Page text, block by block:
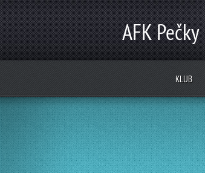
AFK Pečky
KLUB